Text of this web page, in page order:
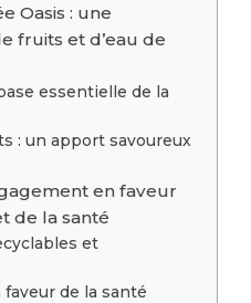
Oasis : une
fruits et d’eau de
essentielle de la
: un apport savoureux
en faveur
de la santé
et
de la santé